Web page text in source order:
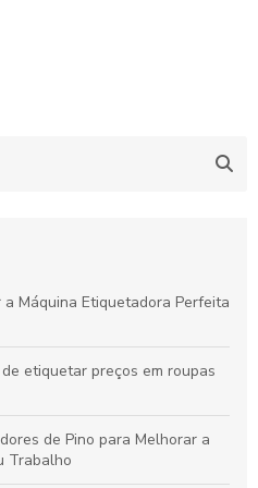
Máquina Etiquetadora Perfeita
etiquetar preços em roupas
de Pino para Melhorar a
Trabalho